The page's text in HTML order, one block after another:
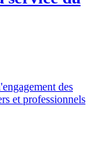
des
et professionnels